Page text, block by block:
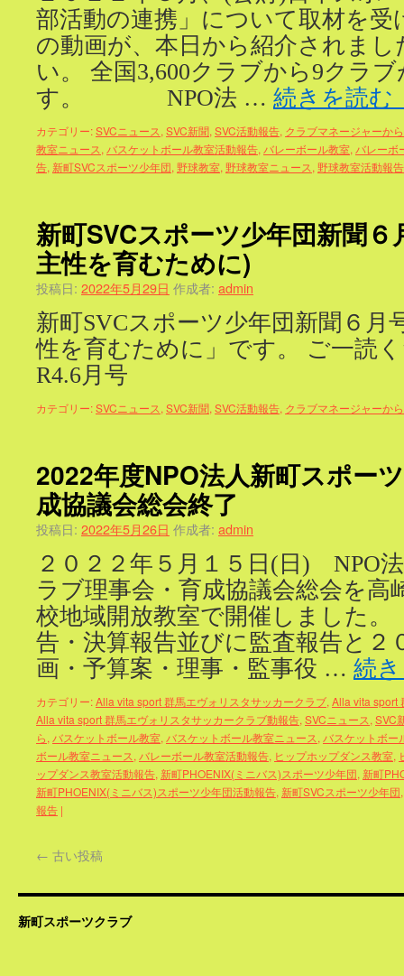
部活動の連携」について取材を受
の動画が、本日から紹介されま
い。 全国3,600クラブから9クラ
す。 NPO法 … 続きを読む
カテゴリー:SVCニュース, SVC新聞, SVC活動報告, クラブマネージャーから
教室ニュース, バスケットボール教室活動報告, バレーボール教室, バレーボ
告, 新町SVCスポーツ少年団, 野球教室, 野球教室ニュース, 野球教室活動報告
新町SVCスポーツ少年団新聞
主性を育むために)
投稿日: 2022年5月29日 作成者: admin
新町SVCスポーツ少年団新聞６月
性を育むために」です。 ご一読
R4.6月号
カテゴリー:SVCニュース, SVC新聞, SVC活動報告, クラブマネージャーから
2022年度NPO法人新町スポー
成協議会総会終了
投稿日: 2022年5月26日 作成者: admin
２０２２年５月１５日(日) NPO
ラブ理事会・育成協議会総会を高
校地域開放教室で開催しました。
告・決算報告並びに監査報告と２
画・予算案・理事・監事役 … 続
カテゴリー:Alla vita sport 群馬エヴォリスタサッカークラブ, Alla vita sport
Alla vita sport 群馬エヴォリスタサッカークラブ動報告, SVCニュース, SVC
ら, バスケットボール教室, バスケットボール教室ニュース, バスケットボー
ボール教室ニュース, バレーボール教室活動報告, ヒップホップダンス教室,
ップダンス教室活動報告, 新町PHOENIX(ミニバス)スポーツ少年団, 新町
新町PHOENIX(ミニバス)スポーツ少年団活動報告, 新町SVCスポーツ少年団
報告 |
← 古い投稿
新町スポーツクラブ